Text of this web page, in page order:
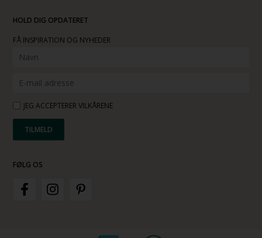
HOLD DIG OPDATERET
FÅ INSPIRATION OG NYHEDER
JEG ACCEPTERER VILKÅRENE
FØLG OS